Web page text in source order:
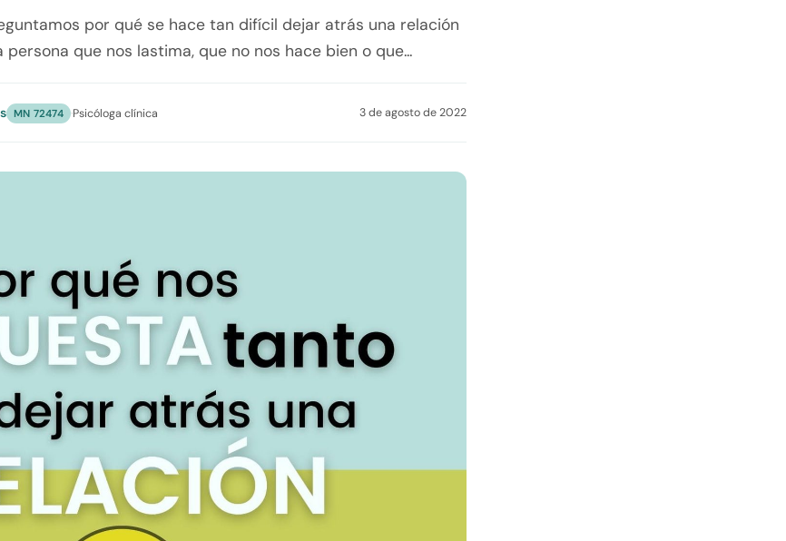
por qué se hace tan difícil dejar atrás una relación
persona que nos lastima, que no nos hace bien o que...
MN 72474 ·Psicóloga clínica 3 de agosto de 2022